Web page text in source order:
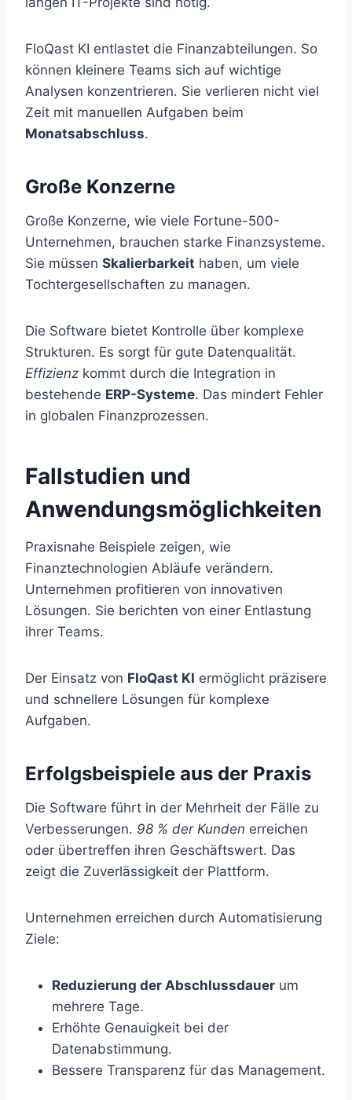
FloQast KI entlastet die Finanzabteilungen. So
können kleinere Teams sich auf wichtige
Analysen konzentrieren. Sie verlieren nicht viel
Zeit mit manuellen Aufgaben beim
Monatsabschluss.
Große Konzerne
Große Konzerne, wie viele Fortune-500-
Unternehmen, brauchen starke Finanzsysteme.
Sie müssen Skalierbarkeit haben, um viele
Tochtergesellschaften zu managen.
Die Software bietet Kontrolle über komplexe
Strukturen. Es sorgt für gute Datenqualität.
Effizienz kommt durch die Integration in
bestehende ERP-Systeme. Das mindert Fehler
in globalen Finanzprozessen.
Fallstudien und
Anwendungsmöglichkeiten
Praxisnahe Beispiele zeigen, wie
Finanztechnologien Abläufe verändern.
Unternehmen profitieren von innovativen
Lösungen. Sie berichten von einer Entlastung
ihrer Teams.
Der Einsatz von FloQast KI ermöglicht präzisere
und schnellere Lösungen für komplexe
Aufgaben.
Erfolgsbeispiele aus der Praxis
Die Software führt in der Mehrheit der Fälle zu
Verbesserungen. 98 % der Kunden erreichen
oder übertreffen ihren Geschäftswert. Das
zeigt die Zuverlässigkeit der Plattform.
Unternehmen erreichen durch Automatisierung
Ziele:
Reduzierung der Abschlussdauer um
mehrere Tage.
Erhöhte Genauigkeit bei der
Datenabstimmung.
Bessere Transparenz für das Management.